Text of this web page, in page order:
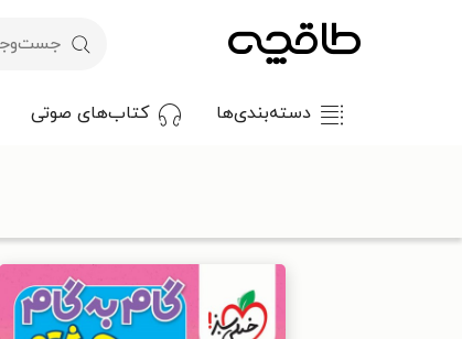
دسته‌بندی‌ها کتاب‌های صوتی